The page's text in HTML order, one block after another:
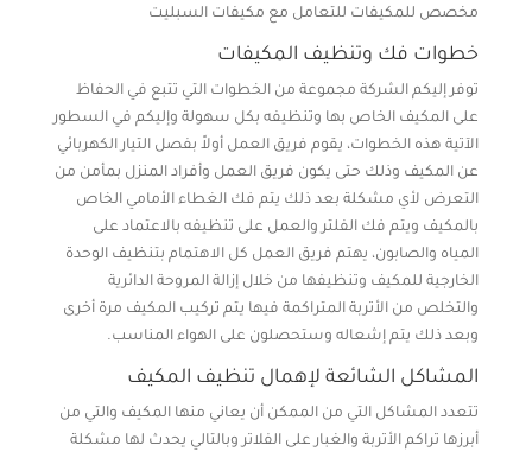
مخصص للمكيفات للتعامل مع مكيفات السبليت
خطوات فك وتنظيف المكيفات
توفر إليكم الشركة مجموعة من الخطوات التي تتبع في الحفاظ
على المكيف الخاص بها وتنظيفه بكل سهولة وإليكم في السطور
الآتية هذه الخطوات، يقوم فريق العمل أولاً بفصل التيار الكهربائي
عن المكيف وذلك حتى يكون فريق العمل وأفراد المنزل بمأمن من
التعرض لأي مشكلة بعد ذلك يتم فك الغطاء الأمامي الخاص
بالمكيف ويتم فك الفلتر والعمل على تنظيفه بالاعتماد على
المياه والصابون، يهتم فريق العمل كل الاهتمام بتنظيف الوحدة
الخارجية للمكيف وتنظيفها من خلال إزالة المروحة الدائرية
والتخلص من الأتربة المتراكمة فيها يتم تركيب المكيف مرة أخرى
وبعد ذلك يتم إشعاله وستحصلون على الهواء المناسب.
المشاكل الشائعة لإهمال تنظيف المكيف
تتعدد المشاكل التي من الممكن أن يعاني منها المكيف والتي من
أبرزها تراكم الأتربة والغبار على الفلاتر وبالتالي يحدث لها مشكلة